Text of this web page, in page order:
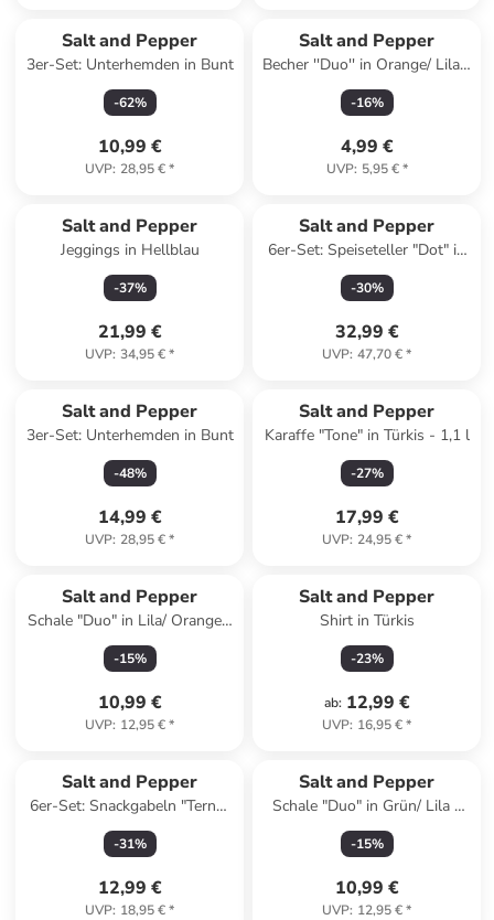
Salt and Pepper
3er-Set: Unterhemden in Bunt
-62%
10,99 €
UVP: 28,95 €*
Salt and Pepper
Becher ''Duo'' in Orange/ Lila -
270 ml
-16%
4,99 €
UVP: 5,95 €*
Salt and Pepper
Jeggings in Hellblau
-37%
21,99 €
UVP: 34,95 €*
Salt and Pepper
6er-Set: Speiseteller "Dot" in
Mint - Ø 27,5 cm
-30%
32,99 €
UVP: 47,70 €*
Salt and Pepper
3er-Set: Unterhemden in Bunt
-48%
14,99 €
UVP: 28,95 €*
Salt and Pepper
Karaffe "Tone" in Türkis - 1,1 l
-27%
17,99 €
UVP: 24,95 €*
Salt and Pepper
Schale "Duo" in Lila/ Orange -
(H)5 x Ø 21 cm
-15%
10,99 €
UVP: 12,95 €*
Salt and Pepper
Shirt in Türkis
-23%
ab: 12,99 €
UVP: 16,95 €*
Salt and Pepper
6er-Set: Snackgabeln "Terno"
in Schwarz - (L)14 cm
-31%
12,99 €
UVP: 18,95 €*
Salt and Pepper
Schale "Duo" in Grün/ Lila -
(H)5 x Ø 21 cm
-15%
10,99 €
UVP: 12,95 €*